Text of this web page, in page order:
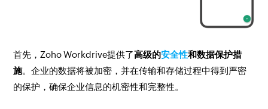
首先，Zoho Workdrive提供了高级的安全性和数据保护措
施。企业的数据将被加密，并在传输和存储过程中得到严密
的保护，确保企业信息的机密性和完整性。